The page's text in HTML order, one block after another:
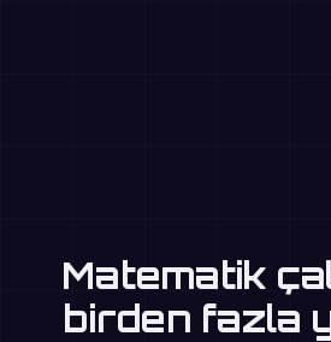
Matematik
birden fazla